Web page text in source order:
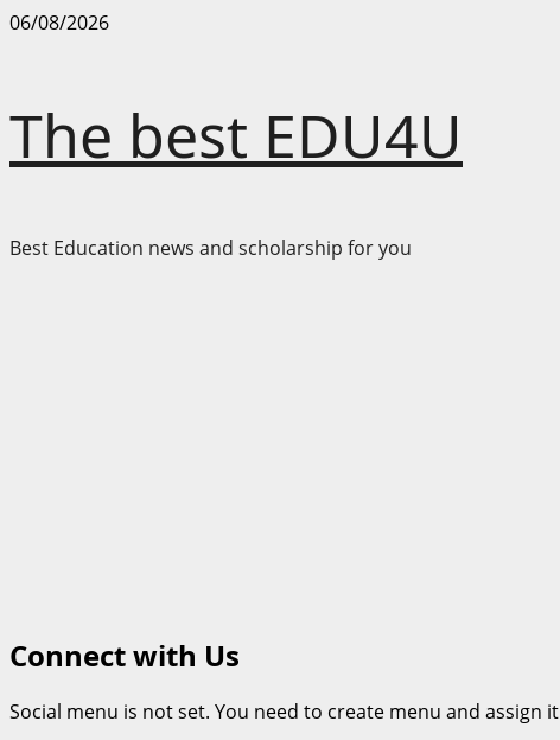
Skip
06/08/2026
The best EDU4U
Best Education news and scholarship for you
Connect with Us
Social menu is not set. You need to create menu and assign